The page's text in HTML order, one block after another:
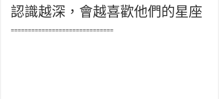
認識越深，會越喜歡他們的星座
==============================